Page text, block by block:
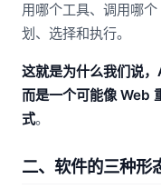
用哪个工具、调用哪
划、选择和执行。
这就是为什么我们说
而是一个可能像 Web
式。
二、软件的三种形